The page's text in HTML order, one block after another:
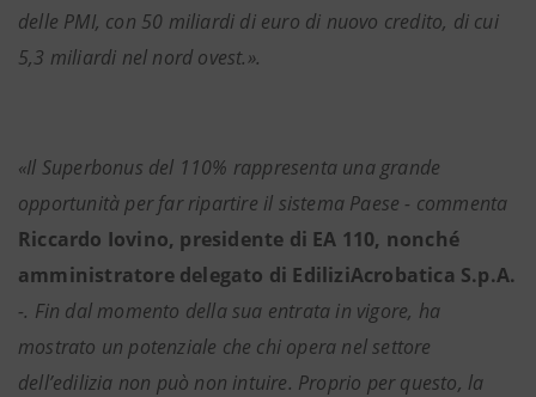
delle PMI, con 50 miliardi di euro di nuovo credito, di cui
5,3 miliardi nel nord ovest.».
«Il Superbonus del 110% rappresenta una grande
opportunità per far ripartire il sistema Paese - commenta
Riccardo Iovino, presidente di EA 110, nonché
amministratore delegato di EdiliziAcrobatica S.p.A.
-. Fin dal momento della sua entrata in vigore, ha
mostrato un potenziale che chi opera nel settore
dell’edilizia non può non intuire. Proprio per questo, la